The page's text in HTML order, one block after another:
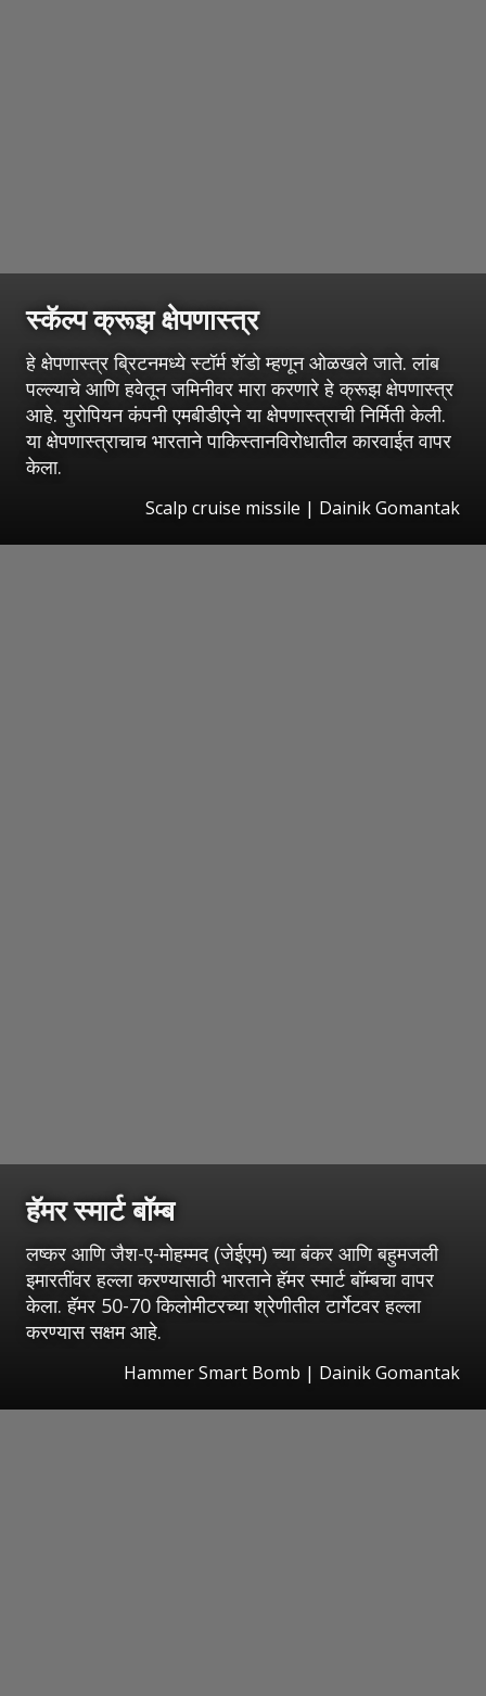
स्कॅल्प क्रूझ क्षेपणास्त्र
हे क्षेपणास्त्र ब्रिटनमध्ये स्टॉर्म शॅडो म्हणून ओळखले जाते. लांब
पल्ल्याचे आणि हवेतून जमिनीवर मारा करणारे हे क्रूझ क्षेपणास्त्र
आहे. युरोपियन कंपनी एमबीडीएने या क्षेपणास्त्राची निर्मिती केली.
या क्षेपणास्त्राचाच भारताने पाकिस्तानविरोधातील कारवाईत वापर
केला.
Scalp cruise missile | Dainik Gomantak
हॅमर स्मार्ट बॉम्ब
लष्कर आणि जैश-ए-मोहम्मद (जेईएम) च्या बंकर आणि बहुमजली
इमारतींवर हल्ला करण्यासाठी भारताने हॅमर स्मार्ट बॉम्बचा वापर
केला. हॅमर 50-70 किलोमीटरच्या श्रेणीतील टार्गेटवर हल्ला
करण्यास सक्षम आहे.
Hammer Smart Bomb | Dainik Gomantak